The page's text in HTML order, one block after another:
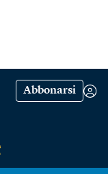
Abbonarsi